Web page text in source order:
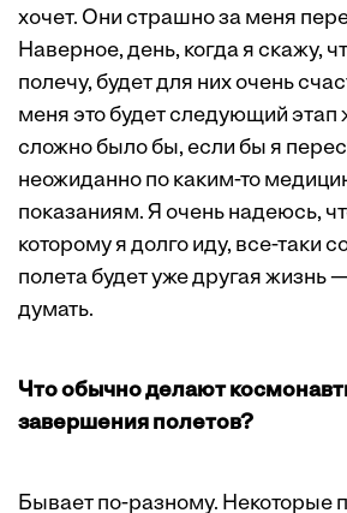
хочет. Они страшно за меня
Наверное, день, когда я скажу,
полечу, будет для них очень
меня это будет следующий
сложно было бы, если бы я
неожиданно по каким-то
показаниям. Я очень надеюсь,
которому я долго иду, все-таки
полета будет уже другая жизнь
думать.
Что обычно делают
завершения полетов?
Бывает по-разному. Некоторые